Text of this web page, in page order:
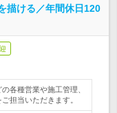
描ける／年間休日120
各種営業や施工管理、
担当いただきます。